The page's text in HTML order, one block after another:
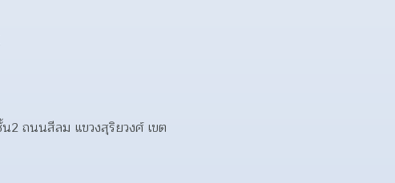
2 ถนนสีลม แขวงสุริยวงศ์ เขต